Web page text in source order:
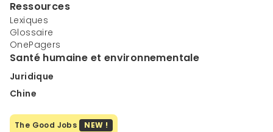
Ressources
Lexiques
Glossaire
OnePagers
Santé humaine et environnementale
Juridique
Chine
The Good Jobs NEW !